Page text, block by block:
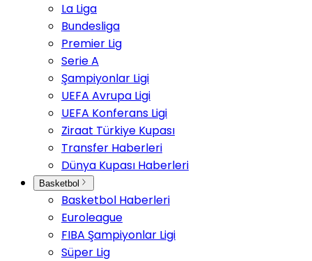
La Liga
Bundesliga
Premier Lig
Serie A
Şampiyonlar Ligi
UEFA Avrupa Ligi
UEFA Konferans Ligi
Ziraat Türkiye Kupası
Transfer Haberleri
Dünya Kupası Haberleri
Basketbol
Basketbol Haberleri
Euroleague
FIBA Şampiyonlar Ligi
Süper Lig